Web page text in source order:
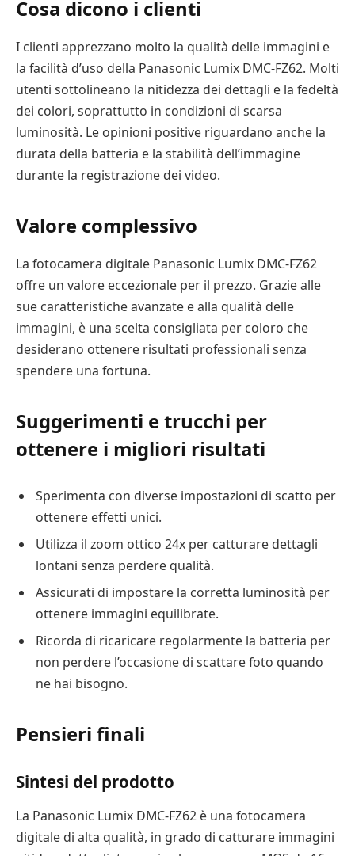
Cosa dicono i clienti
I clienti apprezzano molto la qualità delle immagini e
la facilità d’uso della Panasonic Lumix DMC-FZ62. Molti
utenti sottolineano la nitidezza dei dettagli e la fedeltà
dei colori, soprattutto in condizioni di scarsa
luminosità. Le opinioni positive riguardano anche la
durata della batteria e la stabilità dell’immagine
durante la registrazione dei video.
Valore complessivo
La fotocamera digitale Panasonic Lumix DMC-FZ62
offre un valore eccezionale per il prezzo. Grazie alle
sue caratteristiche avanzate e alla qualità delle
immagini, è una scelta consigliata per coloro che
desiderano ottenere risultati professionali senza
spendere una fortuna.
Suggerimenti e trucchi per
ottenere i migliori risultati
Sperimenta con diverse impostazioni di scatto per
ottenere effetti unici.
Utilizza il zoom ottico 24x per catturare dettagli
lontani senza perdere qualità.
Assicurati di impostare la corretta luminosità per
ottenere immagini equilibrate.
Ricorda di ricaricare regolarmente la batteria per
non perdere l’occasione di scattare foto quando
ne hai bisogno.
Pensieri finali
Sintesi del prodotto
La Panasonic Lumix DMC-FZ62 è una fotocamera
digitale di alta qualità, in grado di catturare immagini